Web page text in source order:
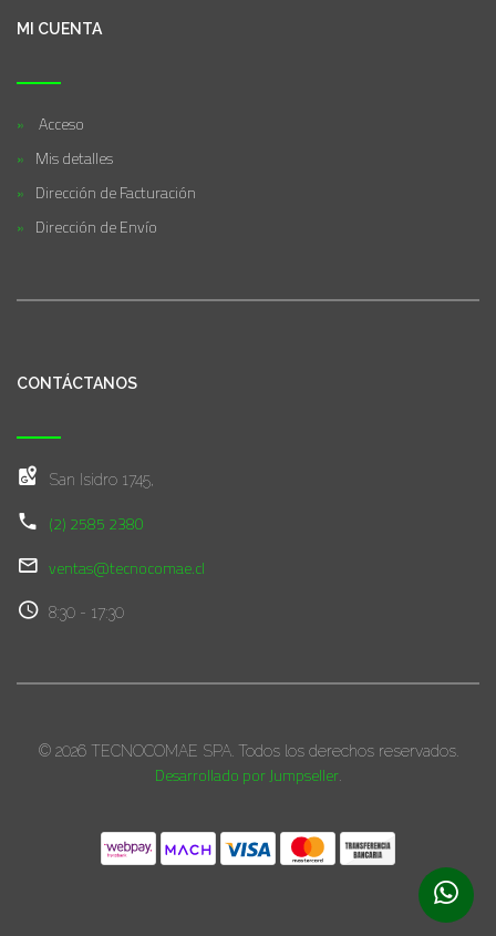
MI CUENTA
Acceso
Mis detalles
Dirección de Facturación
Dirección de Envío
CONTÁCTANOS
San Isidro 1745,
(2) 2585 2380
ventas@tecnocomae.cl
8:30 - 17:30
© 2026 TECNOCOMAE SPA. Todos los derechos reservados.
Desarrollado por Jumpseller.